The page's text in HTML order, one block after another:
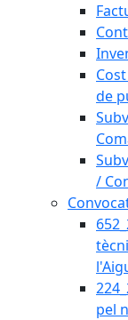
de
/
pel